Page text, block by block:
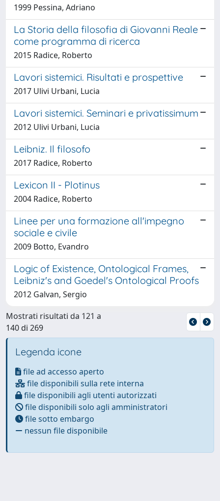
1999 Pessina, Adriano
La Storia della filosofia di Giovanni Reale
come programma di ricerca
2015 Radice, Roberto
Lavori sistemici. Risultati e prospettive
2017 Ulivi Urbani, Lucia
Lavori sistemici. Seminari e privatissimum
2012 Ulivi Urbani, Lucia
Leibniz. Il filosofo
2017 Radice, Roberto
Lexicon II - Plotinus
2004 Radice, Roberto
Linee per una formazione all'impegno
sociale e civile
2009 Botto, Evandro
Logic of Existence, Ontological Frames,
Leibniz's and Goedel's Ontological Proofs
2012 Galvan, Sergio
Mostrati risultati da 121 a
140 di 269
Legenda icone
file ad accesso aperto
file disponibili sulla rete interna
file disponibili agli utenti autorizzati
file disponibili solo agli amministratori
file sotto embargo
nessun file disponibile